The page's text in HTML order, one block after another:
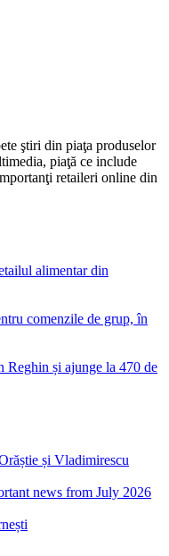
ştiri din piaţa produselor
piaţă ce include
retaileri online din
alimentar din
comenzile de grup, în
Reghin și ajunge la 470 de
și Vladimirescu
news from July 2026